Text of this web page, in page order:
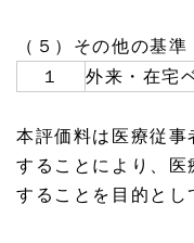
（５）その他の基準
１
外来・在宅
本評価料は医療従事
することにより、
することを目的とし